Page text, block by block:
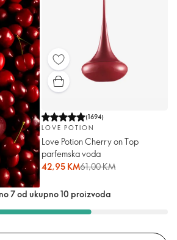
(1694)
LOVE POTION
Love Potion Cherry on Top
parfemska voda
42,95 KM61,00 KM
7 od ukupno 10 proizvoda